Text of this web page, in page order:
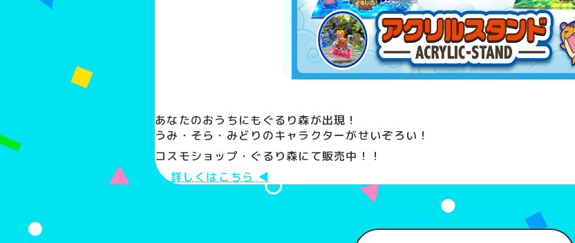
あなたのおうちにもぐるり森が出現！
うみ・そら・みどりのキャラクターがせいぞろい！
コスモショップ・ぐるり森にて販売中！！
詳しくはこちら